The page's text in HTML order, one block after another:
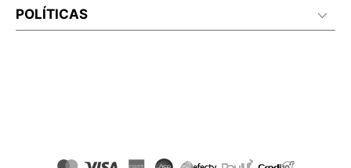
POLÍTICAS